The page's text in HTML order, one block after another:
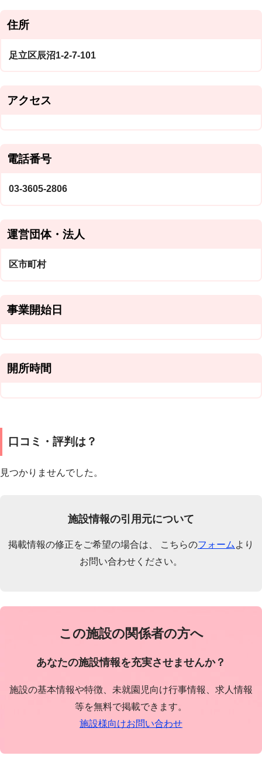
住所
足立区辰沼1-2-7-101
アクセス
電話番号
03-3605-2806
運営団体・法人
区市町村
事業開始日
開所時間
口コミ・評判は？
見つかりませんでした。
施設情報の引用元について
掲載情報の修正をご希望の場合は、 こちらのフォーム より
お問い合わせください。
この施設の関係者の方へ
あなたの施設情報を充実させませんか？
施設の基本情報や特徴、未就園児向け行事情報、求人情報
等を無料で掲載できます。
施設様向けお問い合わせ